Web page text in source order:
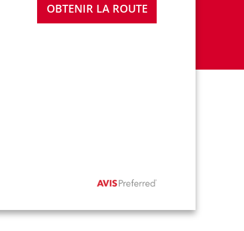
OBTENIR LA ROUTE